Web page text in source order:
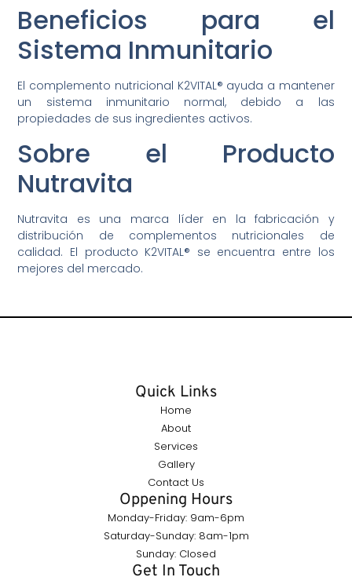
Beneficios para el
Sistema Inmunitario
El complemento nutricional K2VITAL® ayuda a mantener
un sistema inmunitario normal, debido a las
propiedades de sus ingredientes activos.
Sobre el Producto
Nutravita
Nutravita es una marca líder en la fabricación y
distribución de complementos nutricionales de
calidad. El producto K2VITAL® se encuentra entre los
mejores del mercado.
Quick Links
Home
About
Services
Gallery
Contact Us
Oppening Hours
Monday-Friday: 9am-6pm
Saturday-Sunday: 8am-1pm
Sunday: Closed
Get In Touch